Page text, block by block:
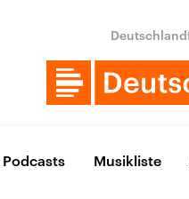
Musikliste